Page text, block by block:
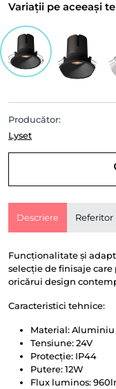
Variații pe aceeași
Producător:
Lyset
Descriere Referitor
Funcționalitate și
selecție de finisaje
oricărui design
Caracteristici tehnice:
Material: Aluminiu
Tensiune: 24V
Protecție: IP44
Putere: 12W
Flux luminos: